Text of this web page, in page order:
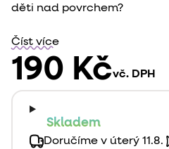
děti nad povrchem?
Číst více
190 Kčvč. DPH
Skladem
Doručíme v úterý 11.8.